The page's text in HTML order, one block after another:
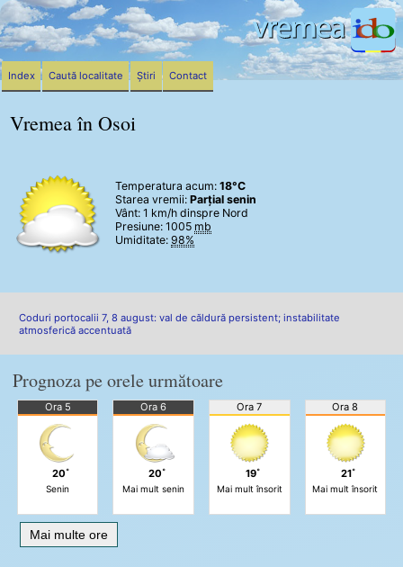
Vremea în Osoi
Temperatura acum: 18°C
Starea vremii: Parțial senin
Vânt: 1 km/h dinspre Nord
Presiune: 1005 mb
Umiditate: 98%
Coduri portocalii 7, 8 august: val de căldură persistent; instabilitate
atmosferică accentuată
Prognoza pe orele următoare
Ora 5
20˚
Senin
Ora 6
20˚
Mai mult senin
Ora 7
19˚
Mai mult însorit
Ora 8
21˚
Mai mult însorit
Mai multe ore
Index Caută localitate Știri Contact